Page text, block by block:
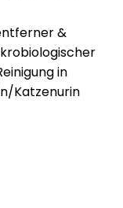
&
in
Katzenurin